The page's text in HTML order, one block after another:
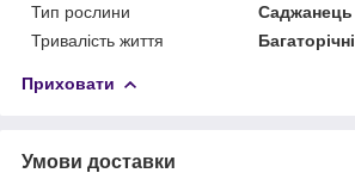
Тип рослини
Саджанець
Тривалість життя
Багаторічні
Приховати
Умови доставки